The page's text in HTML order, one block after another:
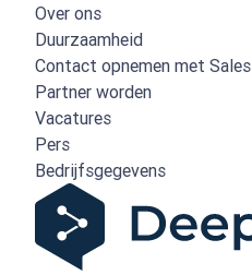
Over ons
Duurzaamheid
Contact opnemen met Sales
Partner worden
Vacatures
Pers
Bedrijfsgegevens